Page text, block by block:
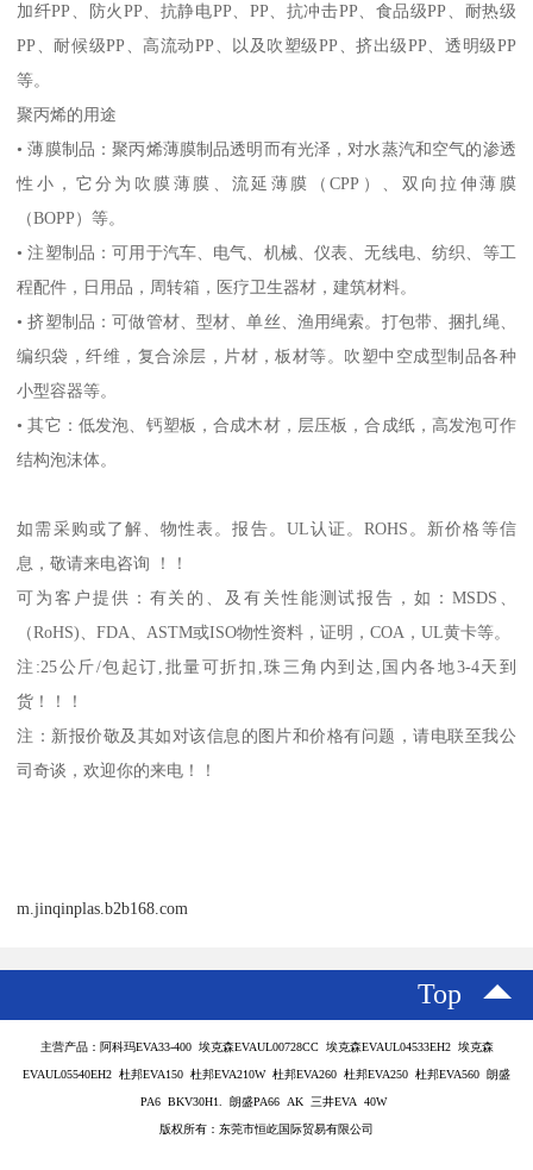
加纤PP 、防火 PP 、抗静电PP PP 、抗冲击PP 、食品级PP 、耐热级
PP 、耐候级PP 、高流动PP 、以及吹塑级PP 、挤出级PP 、透明级PP
等。
聚丙烯的用途
•薄膜制品：聚丙烯薄膜制品透明而有光泽，对水蒸汽和空气的渗透
性小，它分为吹膜薄膜、流延薄膜（CPP ）、双向拉伸薄膜
（BOPP ）等。
•注塑制品：可用于汽车、电气、机械、仪表、无线电、纺织、等工
程配件，日用品，周转箱，医疗卫生器材，建筑材料。
•挤塑制品：可做管材、型材、单丝、渔用绳索。打包带、捆扎绳、
编织袋，纤维，复合涂层，片材，板材等。吹塑中空成型制品各种
小型容器等。
•其它：低发泡、钙塑板，合成木材，层压板，合成纸，高发泡可作
结构泡沫体。
如需采购或了解、物性表。报告。 UL认证。ROHS 。新价格等信
息，敬请来电咨询 ！！
可为客户提供：有关的、及有关性能测试报告，如： MSDS
（RoHS) 、FDA ASTM或ISO物性资料，证明，COA ，UL黄卡等。
注 :25公斤/包起订 批量可折扣 珠三角内到达 国内各地3-4天到
货！！！
注：新报价敬及其如对该信息的图片和价格有问题，请电联至我公
司奇谈，欢迎你的来电！！
m.jinqinplas.b2b168.com
Top
主营产品：阿科玛EVA33-400 埃克森EVAUL00728CC 埃克森EVAUL04533EH2 埃克森
EVAUL05540EH2 杜邦EVA150 杜邦EVA210W 杜邦EVA260 杜邦EVA250 杜邦EVA560 朗盛
PA6 BKV30H1. 朗盛PA66 AK 三井EVA 40W
版权所有：东莞市恒屹国际贸易有限公司